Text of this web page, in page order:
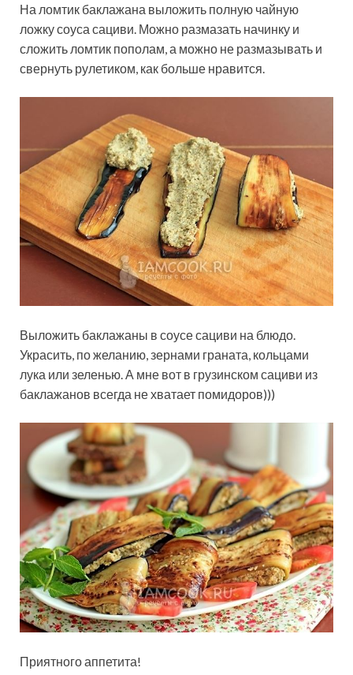
На ломтик баклажана выложить полную чайную
ложку соуса сациви. Можно размазать начинку и
сложить ломтик пополам, а можно не размазывать и
свернуть рулетиком, как больше нравится.
Выложить баклажаны в соусе сациви на блюдо.
Украсить, по желанию, зернами граната, кольцами
лука или зеленью. А мне вот в грузинском сациви из
баклажанов всегда не хватает помидоров)))
Приятного аппетита!